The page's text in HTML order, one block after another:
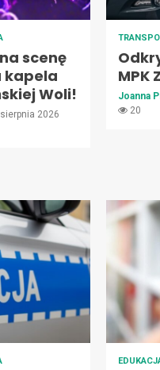
scenę
kapela
Woli!
2026
MPK
Joanna
20